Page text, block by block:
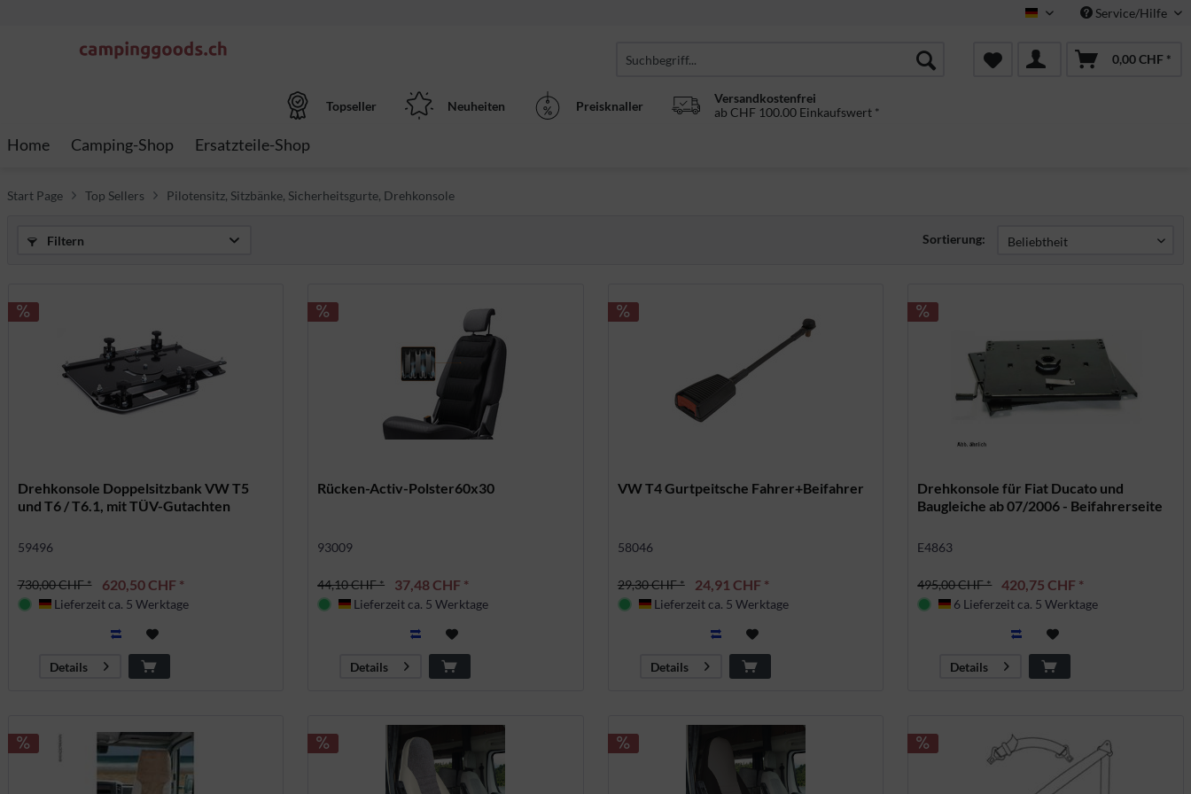
Deutsch Service/Hilfe
0,00 CHF *
Topseller Neuheiten Preisknaller
Versandkostenfrei
ab CHF 100.00 Einkaufswert *
Home Camping-Shop Ersatzteile-Shop
Start Page Top Sellers Pilotensitz, Sitzbänke, Sicherheitsgurte, Drehkonsole
Filtern Sortierung:
Drehkonsole Doppelsitzbank VW T5
und T6 / T6.1, mit TÜV-Gutachten
59496
730,00 CHF * 620,50 CHF *
Deutschland
Lieferzeit ca. 5 Werktage
Details
Rücken-Activ-Polster60x30
93009
44,10 CHF * 37,48 CHF *
Deutschland
Lieferzeit ca. 5 Werktage
Details
VW T4 Gurtpeitsche Fahrer+Beifahrer
58046
29,30 CHF * 24,91 CHF *
Deutschland
Lieferzeit ca. 5 Werktage
Details
Drehkonsole für Fiat Ducato und
Baugleiche ab 07/2006 - Beifahrerseite
E4863
495,00 CHF * 420,75 CHF *
Deutschland
6 Lieferzeit ca. 5 Werktage
Details